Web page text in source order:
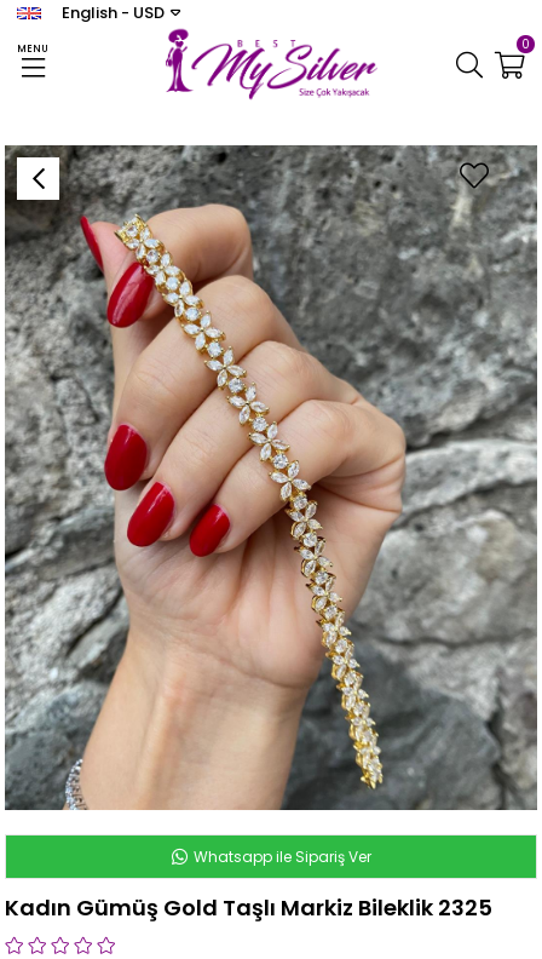
MENU
English - USD
0
Kadın Gümüş Gold Taşlı Markiz Bileklik 2325
Whatsapp ile Sipariş Ver
Kadın Gümüş Gold Taşlı Markiz Bileklik 2325